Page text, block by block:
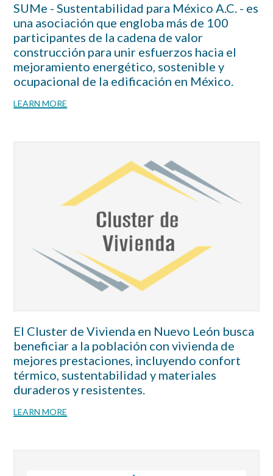
SUMe - Sustentabilidad para México A.C. - es
una asociación que engloba más de 100
participantes de la cadena de valor
construcción para unir esfuerzos hacia el
mejoramiento energético, sostenible y
ocupacional de la edificación en México.
LEARN MORE
El Cluster de Vivienda en Nuevo León busca
beneficiar a la población con vivienda de
mejores prestaciones, incluyendo confort
térmico, sustentabilidad y materiales
duraderos y resistentes.
LEARN MORE